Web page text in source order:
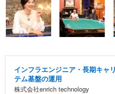
インフラエンジニア・長期キャ
テム基盤の運用
株式会社enrich technology